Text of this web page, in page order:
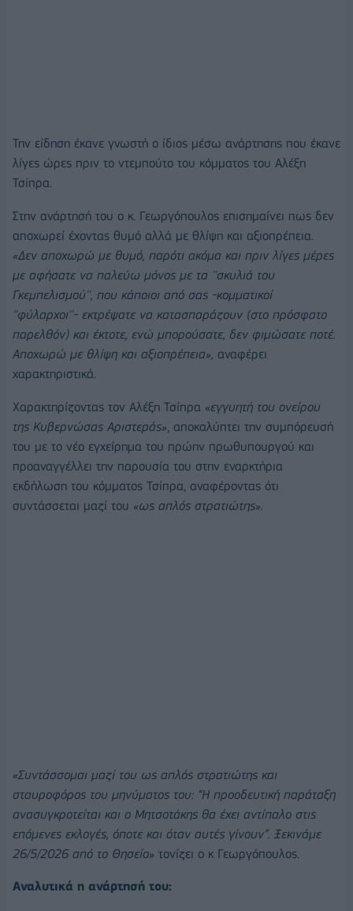
Την είδηση έκανε γνωστή ο ίδιος μέσω ανάρτησης που έκανε
λίγες ώρες πριν το ντεμπούτο του κόμματος του Αλέξη
Τσίπρα.
Στην ανάρτησή του ο κ. Γεωργόπουλος επισημαίνει πως δεν
αποχωρεί έχοντας θυμό αλλά με θλίψη και αξιοπρέπεια.
«Δεν αποχωρώ με θυμό, παρότι ακόμα και πριν λίγες μέρες
με αφήσατε να παλεύω μόνος με τα ''σκυλιά του
Γκεμπελισμού'', που κάποιοι από σας -κομματικοί
''φύλαρχοι''- εκτρέψατε να κατασπαράζουν (στο πρόσφατο
παρελθόν) και έκτοτε, ενώ μπορούσατε, δεν φιμώσατε ποτέ.
Αποχωρώ με θλίψη και αξιοπρέπεια», αναφέρει
χαρακτηριστικά.
Χαρακτηρίζοντας τον Αλέξη Τσίπρα «εγγυητή του ονείρου
της Κυβερνώσας Αριστεράς», αποκαλύπτει την συμπόρευσή
του με το νέο εγχείρημα του πρώην πρωθυπουργού και
προαναγγέλλει την παρουσία του στην εναρκτήρια
εκδήλωση του κόμματος Τσίπρα, αναφέροντας ότι
συντάσσεται μαζί του «ως απλός στρατιώτης».
«Συντάσσομαι μαζί του ως απλός στρατιώτης και
σταυροφόρος του μηνύματος του: “Η προοδευτική παράταξη
ανασυγκροτείται και ο Μητσοτάκης θα έχει αντίπαλο στις
επόμενες εκλογές, όποτε και όταν αυτές γίνουν”. Ξεκινάμε
26/5/2026 από το Θησείο» τονίζει ο κ Γεωργόπουλος.
Αναλυτικά η ανάρτησή του: